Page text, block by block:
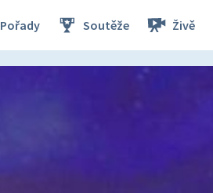
Pořady Soutěže Živě